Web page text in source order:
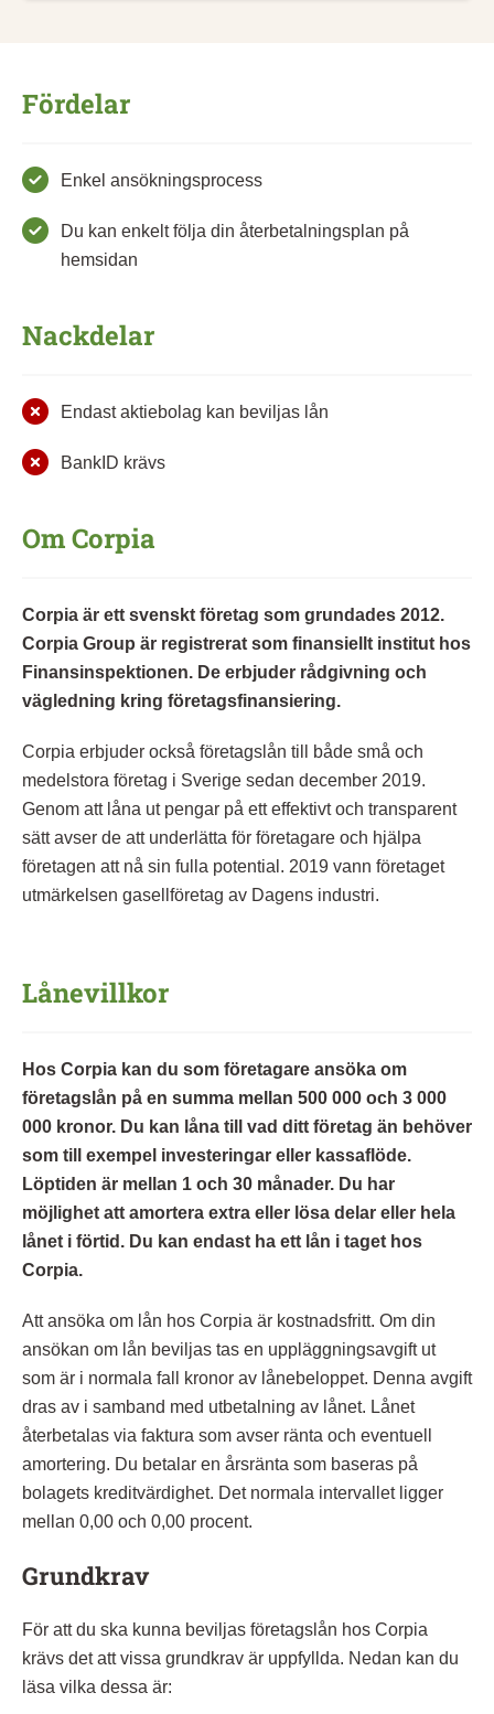
Fördelar
Enkel ansökningsprocess
Du kan enkelt följa din återbetalningsplan på
hemsidan
Nackdelar
Endast aktiebolag kan beviljas lån
BankID krävs
Om Corpia
Corpia är ett svenskt företag som grundades 2012.
Corpia Group är registrerat som finansiellt institut hos
Finansinspektionen. De erbjuder rådgivning och
vägledning kring företagsfinansiering.
Corpia erbjuder också företagslån till både små och
medelstora företag i Sverige sedan december 2019.
Genom att låna ut pengar på ett effektivt och transparent
sätt avser de att underlätta för företagare och hjälpa
företagen att nå sin fulla potential. 2019 vann företaget
utmärkelsen gasellföretag av Dagens industri.
Lånevillkor
Hos Corpia kan du som företagare ansöka om
företagslån på en summa mellan 500 000 och 3 000
000 kronor. Du kan låna till vad ditt företag än behöver
som till exempel investeringar eller kassaflöde.
Löptiden är mellan 1 och 30 månader. Du har
möjlighet att amortera extra eller lösa delar eller hela
lånet i förtid. Du kan endast ha ett lån i taget hos
Corpia.
Att ansöka om lån hos Corpia är kostnadsfritt. Om din
ansökan om lån beviljas tas en uppläggningsavgift ut
som är i normala fall kronor av lånebeloppet. Denna avgift
dras av i samband med utbetalning av lånet. Lånet
återbetalas via faktura som avser ränta och eventuell
amortering. Du betalar en årsränta som baseras på
bolagets kreditvärdighet. Det normala intervallet ligger
mellan 0,00 och 0,00 procent.
Grundkrav
För att du ska kunna beviljas företagslån hos Corpia
krävs det att vissa grundkrav är uppfyllda. Nedan kan du
läsa vilka dessa är: